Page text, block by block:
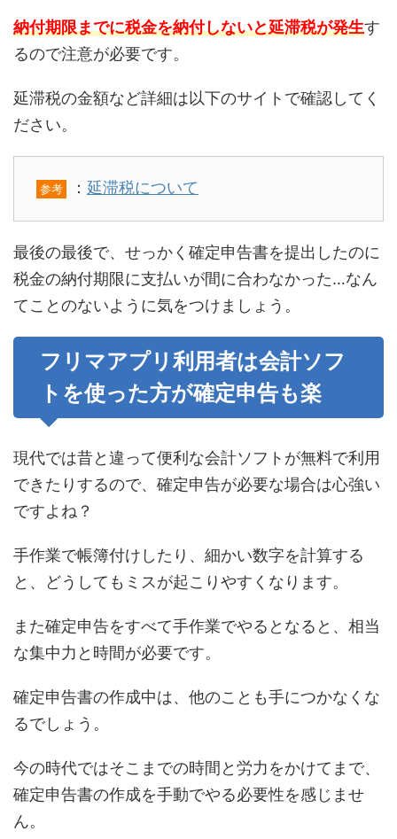
納付期限までに税金を納付しないと延滞税が発生す
るので注意が必要です。
延滞税の金額など詳細は以下のサイトで確認してく
ださい。
参考 ： 延滞税について
最後の最後で、せっかく確定申告書を提出したのに
税金の納付期限に支払いが間に合わなかった…なん
てことのないように気をつけましょう。
フリマアプリ利用者は会計ソフ
トを使った方が確定申告も楽
現代では昔と違って便利な会計ソフトが無料で利用
できたりするので、確定申告が必要な場合は心強い
ですよね？
手作業で帳簿付けしたり、細かい数字を計算する
と、どうしてもミスが起こりやすくなります。
また確定申告をすべて手作業でやるとなると、相当
な集中力と時間が必要です。
確定申告書の作成中は、他のことも手につかなくな
るでしょう。
今の時代ではそこまでの時間と労力をかけてまで、
確定申告書の作成を手動でやる必要性を感じませ
ん。